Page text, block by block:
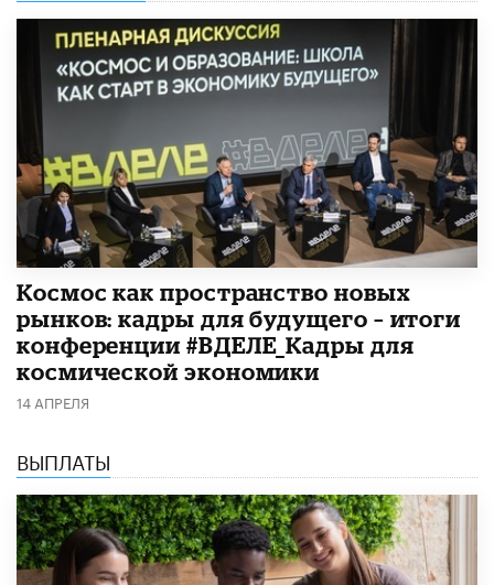
Космос как пространство новых
рынков: кадры для будущего – итоги
конференции #ВДЕЛЕ_Кадры для
космической экономики
14 АПРЕЛЯ
ВЫПЛАТЫ